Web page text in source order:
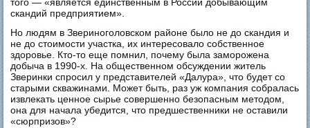
того — «является единственным в России добывающим
скандий предприятием».
Но людям в Звериноголовском районе было не до скандия и
не до стоимости участка, их интересовало собственное
здоровье. Кто-то еще помнил, почему была заморожена
добыча в 1990-х. На общественном обсуждении житель
Зверинки спросил у представителей «Далура», что будет со
старыми скважинами. Может быть, раз уж компания собралась
извлекать ценное сырье совершенно безопасным методом,
она для начала убедится, что предшественники не оставили
«сюрпризов»?